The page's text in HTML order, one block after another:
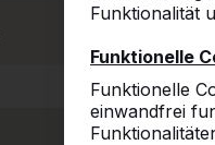
Funktionalität
Funktionelle
Funktionelle
einwandfrei